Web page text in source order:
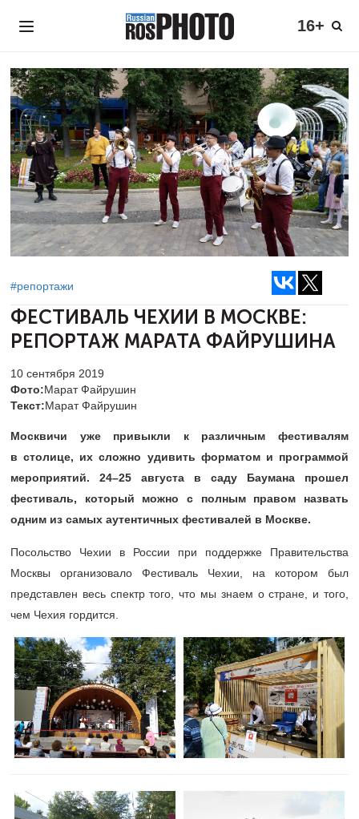
16+
#репортажи
ФЕСТИВАЛЬ ЧЕХИИ В МОСКВЕ:
РЕПОРТАЖ МАРАТА ФАЙРУШИНА
10 сентября 2019
Фото:Марат Файрушин
Текст:Марат Файрушин
Москвичи уже привыкли к различным фестивалям
в столице, их сложно удивить форматом и программой
мероприятий. 24–25 августа в саду Баумана прошел
фестиваль, который можно с полным правом назвать
одним из самых аутентичных фестивалей в Москве.
Посольство Чехии в России при поддержке Правительства
Москвы организовало Фестиваль Чехии, на котором был
представлен весь спектр того, что мы знаем о стране, и того,
чем Чехия гордится.